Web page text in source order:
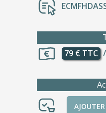
79 € TTC /